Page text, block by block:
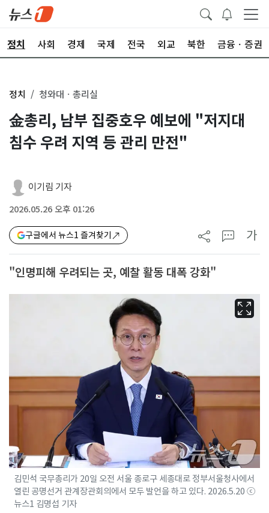
정치 사회 경제 국제 전국 외교 북한 금융ㆍ증권
정치 청와대ㆍ총리실
金총리, 남부 집중호우 예보에 "저지대
침수 우려 지역 등 관리 만전"
이기림 기자
2026.05.26 오후 01:26
구글에서 뉴스1 즐겨찾기 가
"인명피해 우려되는 곳, 예찰 활동 대폭 강화"
김민석 국무총리가 20일 오전 서울 종로구 세종대로 정부서울청사에서
열린 공명선거 관계장관회의에서 모두 발언을 하고 있다. 2026.5.20 ⓒ
뉴스1 김명섭 기자